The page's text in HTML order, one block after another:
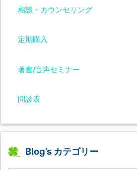
相談・カウンセリング
定期購入
著書/音声セミナー
問診表
Blog’s カテゴリー